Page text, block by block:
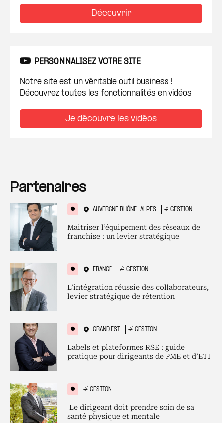
Découvrir
PERSONNALISEZ VOTRE SITE
Notre site est un véritable outil business !
Découvrez toutes les fonctionnalités en vidéos
Je découvre les vidéos
Partenaires
AUVERGNE RHÔNE-ALPES # GESTION
Maitriser l’équipement des réseaux de
franchise : un levier stratégique
FRANCE # GESTION
L’intégration réussie des collaborateurs,
levier stratégique de rétention
GRAND EST # GESTION
Labels et plateformes RSE : guide
pratique pour dirigeants de PME et d’ETI
# GESTION
Le dirigeant doit prendre soin de sa
santé physique et mentale